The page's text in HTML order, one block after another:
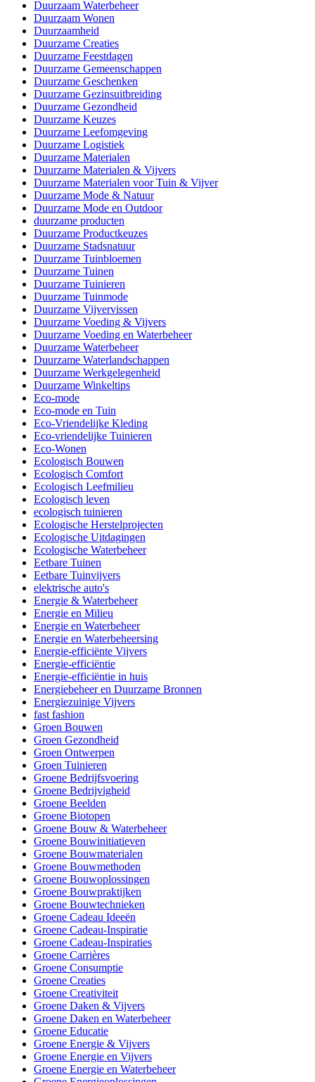
Duurzaam Waterbeheer
Duurzaam Wonen
Duurzaamheid
Duurzame Creaties
Duurzame Feestdagen
Duurzame Gemeenschappen
Duurzame Geschenken
Duurzame Gezinsuitbreiding
Duurzame Gezondheid
Duurzame Keuzes
Duurzame Leefomgeving
Duurzame Logistiek
Duurzame Materialen
Duurzame Materialen & Vijvers
Duurzame Materialen voor Tuin & Vijver
Duurzame Mode & Natuur
Duurzame Mode en Outdoor
duurzame producten
Duurzame Productkeuzes
Duurzame Stadsnatuur
Duurzame Tuinbloemen
Duurzame Tuinen
Duurzame Tuinieren
Duurzame Tuinmode
Duurzame Vijvervissen
Duurzame Voeding & Vijvers
Duurzame Voeding en Waterbeheer
Duurzame Waterbeheer
Duurzame Waterlandschappen
Duurzame Werkgelegenheid
Duurzame Winkeltips
Eco-mode
Eco-mode en Tuin
Eco-Vriendelijke Kleding
Eco-vriendelijke Tuinieren
Eco-Wonen
Ecologisch Bouwen
Ecologisch Comfort
Ecologisch Leefmilieu
Ecologisch leven
ecologisch tuinieren
Ecologische Herstelprojecten
Ecologische Uitdagingen
Ecologische Waterbeheer
Eetbare Tuinen
Eetbare Tuinvijvers
elektrische auto's
Energie & Waterbeheer
Energie en Milieu
Energie en Waterbeheer
Energie en Waterbeheersing
Energie-efficiënte Vijvers
Energie-efficiëntie
Energie-efficiëntie in huis
Energiebeheer en Duurzame Bronnen
Energiezuinige Vijvers
fast fashion
Groen Bouwen
Groen Gezondheid
Groen Ontwerpen
Groen Tuinieren
Groene Bedrijfsvoering
Groene Bedrijvigheid
Groene Beelden
Groene Biotopen
Groene Bouw & Waterbeheer
Groene Bouwinitiatieven
Groene Bouwmaterialen
Groene Bouwmethoden
Groene Bouwoplossingen
Groene Bouwpraktijken
Groene Bouwtechnieken
Groene Cadeau Ideeën
Groene Cadeau-Inspiratie
Groene Cadeau-Inspiraties
Groene Carrières
Groene Consumptie
Groene Creaties
Groene Creativiteit
Groene Daken & Vijvers
Groene Daken en Waterbeheer
Groene Educatie
Groene Energie & Vijvers
Groene Energie en Vijvers
Groene Energie en Waterbeheer